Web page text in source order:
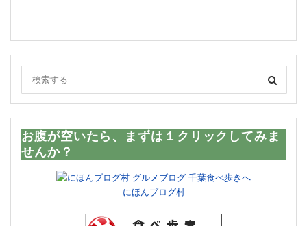
お腹が空いたら、まずは１クリックしてみま
せんか？
にほんブログ村